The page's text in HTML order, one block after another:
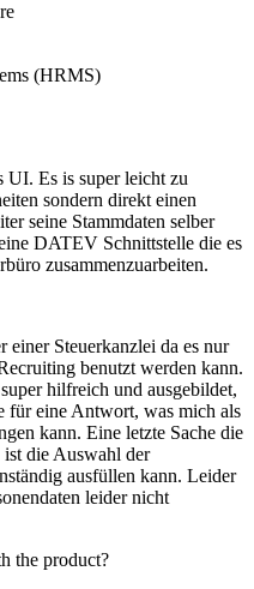
(HRMS)
UI. Es is super leicht zu
sondern direkt einen
seine Stammdaten selber
DATEV Schnittstelle die es
zusammenzuarbeiten.
einer Steuerkanzlei da es nur
benutzt werden kann.
hilfreich und ausgebildet,
für eine Antwort, was mich als
kann. Eine letzte Sache die
die Auswahl der
ausfüllen kann. Leider
leider nicht
the product?